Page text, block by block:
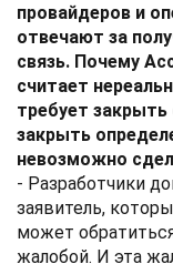
провайдеров и
отвечают за
связь. Почему
считает
требует закрыть
закрыть
невозможно
- Разработчики
заявитель,
может
жалобой. И эта